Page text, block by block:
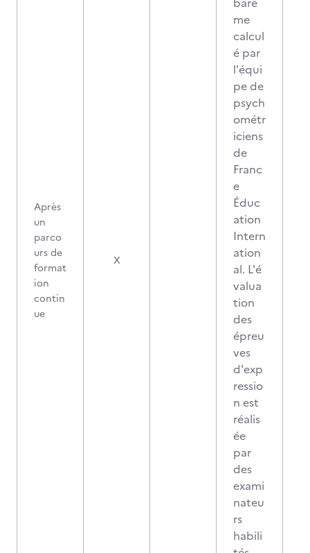
Après
un
parco
urs de
format
ion
contin
ue
X
me
calcul
é par
l'équi
pe de
psych
ométr
iciens
de
Franc
e
Éduc
ation
Intern
ation
al. L'é
valua
tion
des
épreu
ves
d'exp
ressio
n est
réalis
ée
par
des
exami
nateu
rs
habili